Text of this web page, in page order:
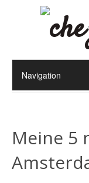
Meine 5